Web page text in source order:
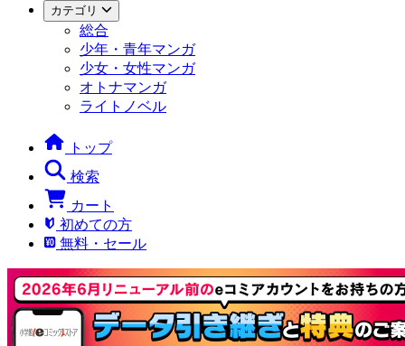
カテゴリ
総合
少年・青年マンガ
少女・女性マンガ
オトナマンガ
ライトノベル
トップ
検索
カート
初めての方
無料・セール